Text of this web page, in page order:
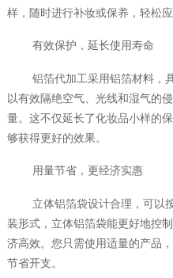
样，随时进行补妆或保养，轻松
有效保护，延长使用寿命
铝箔代加工采用铝箔材料，
以有效隔绝空气、光线和湿气的
量。这不仅延长了化妆品小样的
够获得更好的效果。
用量节省，更经济实惠
立体铝箔袋设计合理，可以
装形式，立体铝箔袋能更好地控
济高效。您只需使用适量的产品
节省开支。